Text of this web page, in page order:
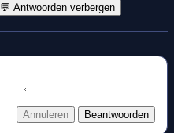
💬 Antwoorden verbergen
Annuleren Beantwoorden